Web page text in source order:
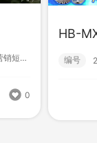
SY
编号
？！ 营销短视频; 高级款; 真人解说;
0
HB-
编号